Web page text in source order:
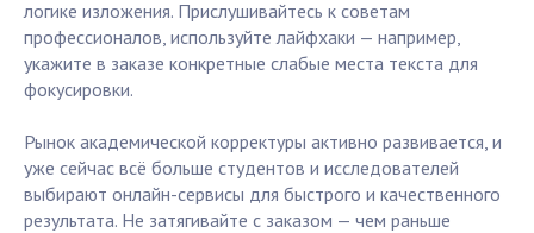
логике изложения. Прислушивайтесь к советам
профессионалов, используйте лайфхаки — например,
укажите в заказе конкретные слабые места текста для
фокусировки.
Рынок академической корректуры активно развивается, и
уже сейчас всё больше студентов и исследователей
выбирают онлайн-сервисы для быстрого и качественного
результата. Не затягивайте с заказом — чем раньше